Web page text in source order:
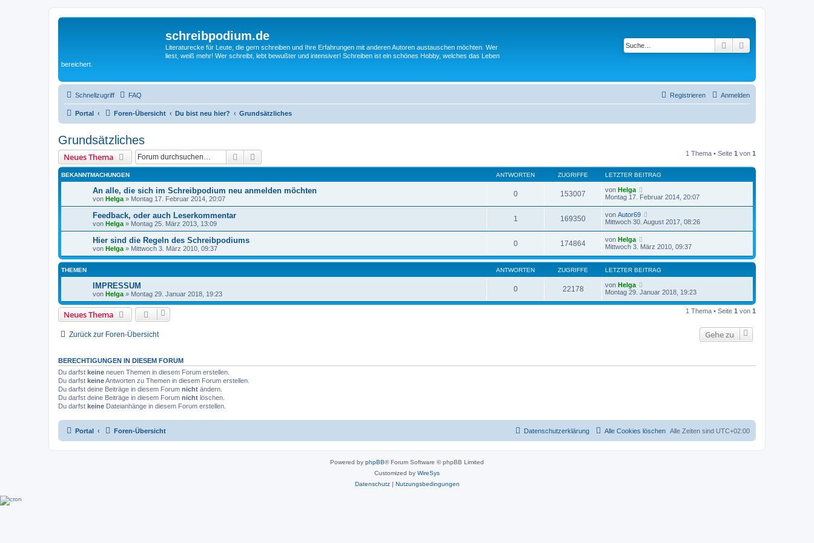
schreibpodium.de
Literaturecke für Leute, die gern schreiben und Ihre Erfahrungen mit anderen Autoren austauschen möchten. Wer
liest, weiß mehr! Wer schreibt, lebt bewußter und intensiver! Schreiben ist ein schönes Hobby, welches das Leben
bereichert.
Suche
Schnellzugriff FAQ Anmelden
Registrieren
Portal Foren-Übersicht Du bist neu hier? Grundsätzliches
Grundsätzliches
Neues Thema Suche 1 Thema • Seite 1 von 1
BEKANNTMACHUNGEN ANTWORTEN ZUGRIFFE LETZTER BEITRAG
An alle, die sich im Schreibpodium neu anmelden möchten
von Helga » Montag 17. Februar 2014, 20:07
0 153007 von Helga
Montag 17. Februar 2014, 20:07
Feedback, oder auch Leserkommentar
von Helga » Montag 25. März 2013, 13:09
1 169350 von Autor69
Mittwoch 30. August 2017, 08:26
Hier sind die Regeln des Schreibpodiums
von Helga » Mittwoch 3. März 2010, 09:37
0 174864 von Helga
Mittwoch 3. März 2010, 09:37
THEMEN ANTWORTEN ZUGRIFFE LETZTER BEITRAG
IMPRESSUM
von Helga » Montag 29. Januar 2018, 19:23
0 22178 von Helga
Montag 29. Januar 2018, 19:23
Neues Thema 1 Thema • Seite 1 von 1
Zurück zur Foren-Übersicht Gehe zu
BERECHTIGUNGEN IN DIESEM FORUM
Du darfst keine neuen Themen in diesem Forum erstellen.
Du darfst keineAntworten zu Themen in diesem Forum erstellen.
Du darfst deine Beiträge in diesem Forum nicht ändern.
Du darfst deine Beiträge in diesem Forum nicht löschen.
Du darfst keine Dateianhänge in diesem Forum erstellen.
Portal Foren-Übersicht Alle Zeiten sind UTC+02:00
Alle Cookies löschen
Datenschutzerklärung
Powered by phpBB® Forum Software © phpBB Limited
Customized by WireSys
Datenschutz| Nutzungsbedingungen